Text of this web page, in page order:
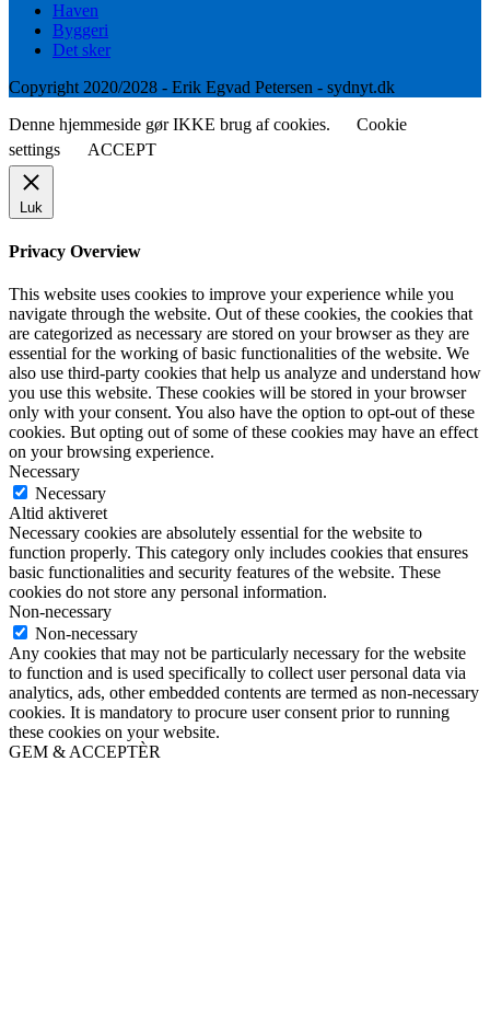
Haven
Byggeri
Det sker
Copyright 2020/2028 - Erik Egvad Petersen - sydnyt.dk
Denne hjemmeside gør IKKE brug af cookies.
Cookie
settings
ACCEPT
Luk
Privacy Overview
This website uses cookies to improve your experience while you
navigate through the website. Out of these cookies, the cookies that
are categorized as necessary are stored on your browser as they are
essential for the working of basic functionalities of the website. We
also use third-party cookies that help us analyze and understand how
you use this website. These cookies will be stored in your browser
only with your consent. You also have the option to opt-out of these
cookies. But opting out of some of these cookies may have an effect
on your browsing experience.
Necessary
Necessary
Altid aktiveret
Necessary cookies are absolutely essential for the website to
function properly. This category only includes cookies that ensures
basic functionalities and security features of the website. These
cookies do not store any personal information.
Non-necessary
Non-necessary
Any cookies that may not be particularly necessary for the website
to function and is used specifically to collect user personal data via
analytics, ads, other embedded contents are termed as non-necessary
cookies. It is mandatory to procure user consent prior to running
these cookies on your website.
GEM & ACCEPTÈR